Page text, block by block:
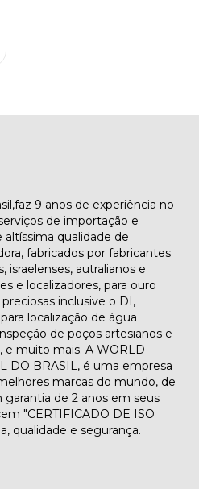
9 anos de experiência no
de importação e
qualidade de
fabricados por fabricantes
israelenses, autralianos e
e localizadores, para ouro
inclusive o DI,
localização de água
de poços artesianos e
e muito mais. A WORLD
DO BRASIL, é uma empresa
marcas do mundo, de
de 2 anos em seus
"CERTIFICADO DE ISO
qualidade e segurança.